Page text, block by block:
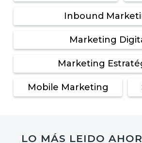
Inbound
Marketing
Marketing
Mobile Marketing
LO MÁS LEIDO